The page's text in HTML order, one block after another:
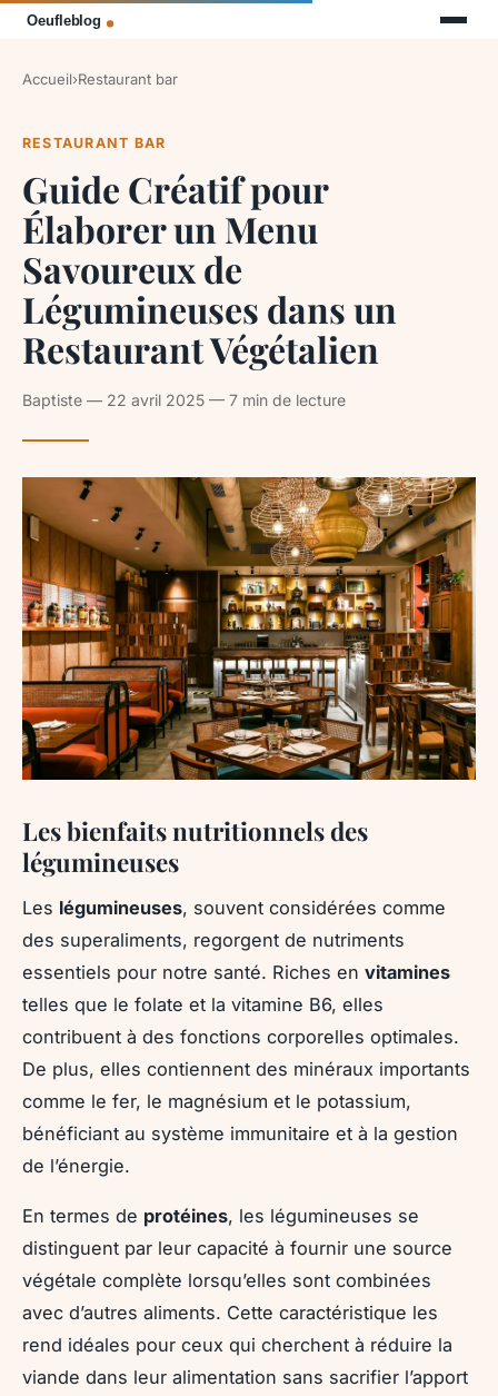
Accueil›Restaurant bar
RESTAURANT BAR
Guide Créatif pour
Élaborer un Menu
Savoureux de
Légumineuses dans un
Restaurant Végétalien
Baptiste — 22 avril 2025 — 7 min de lecture
Les bienfaits nutritionnels des
légumineuses
Les légumineuses, souvent considérées comme
des superaliments, regorgent de nutriments
essentiels pour notre santé. Riches en vitamines
telles que le folate et la vitamine B6, elles
contribuent à des fonctions corporelles optimales.
De plus, elles contiennent des minéraux importants
comme le fer, le magnésium et le potassium,
bénéficiant au système immunitaire et à la gestion
de l’énergie.
En termes de protéines, les légumineuses se
distinguent par leur capacité à fournir une source
végétale complète lorsqu’elles sont combinées
avec d’autres aliments. Cette caractéristique les
rend idéales pour ceux qui cherchent à réduire la
viande dans leur alimentation sans sacrifier l’apport